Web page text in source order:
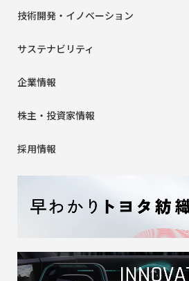
技術開発・ イノベーション
サステナビリティ
企業情報
株主・投資家情報
採用情報